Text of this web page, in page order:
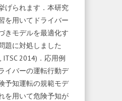
げられます．本研究
を用いてドライバー
きモデルを最適化す
題に対処しました
ITSC 2014)．応用例
イバーの運転行動デ
予知運転の規範モデ
を用いて危険予知が